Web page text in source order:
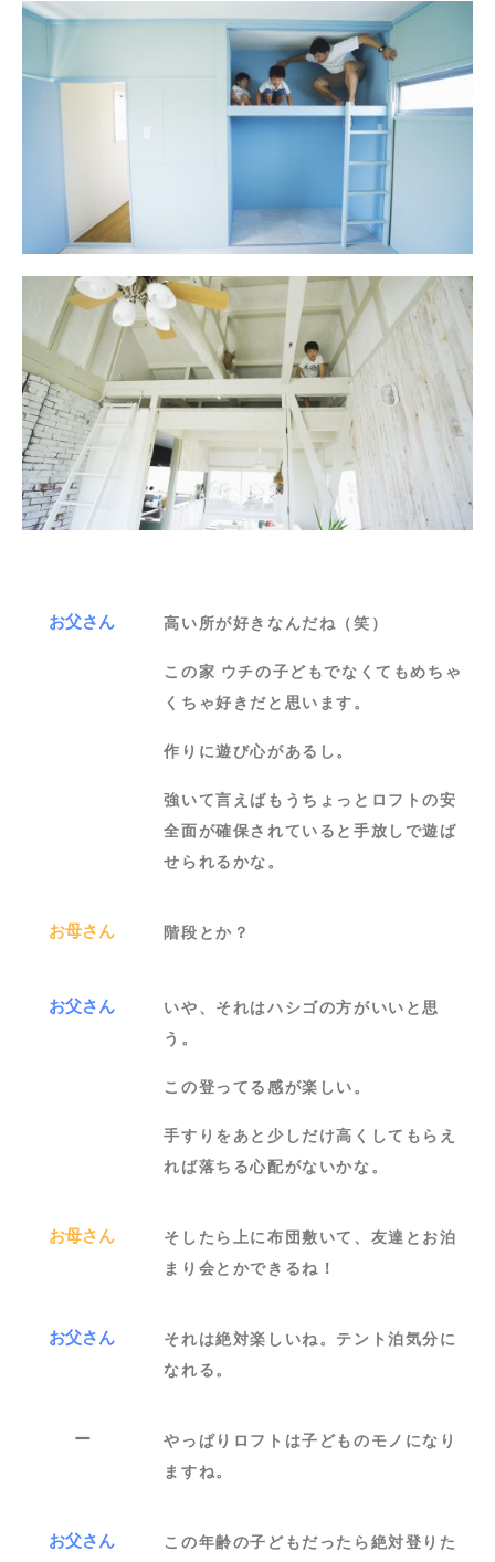
お父さん 高い所が好きなんだね（笑）
この家 ウチの子どもでなくてもめちゃ
くちゃ好きだと思います。
作りに遊び心があるし。
強いて言えばもうちょっとロフトの安
全面が確保されていると手放しで遊ば
せられるかな。
お母さん 階段とか？
お父さん
いや、それはハシゴの方がいいと思
う。
この登ってる感が楽しい。
手すりをあと少しだけ高くしてもらえ
れば落ちる心配がないかな。
お母さん
そしたら上に布団敷いて、友達とお泊
まり会とかできるね！
お父さん
それは絶対楽しいね。テント泊気分に
なれる。
ー
やっぱりロフトは子どものモノになり
ますね。
お父さん
この年齢の子どもだったら絶対登りた